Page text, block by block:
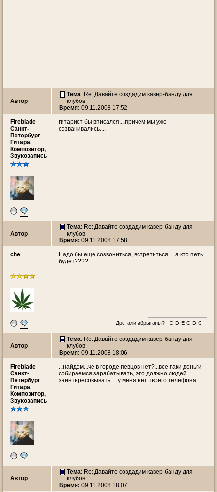
Автор
Тема: Re: Давайте создадим кавер-банду для
клубов
Время: 09.11.2008 17:52
Fireblade
Санкт-
Петербург
Гитара,
Композитор,
Звукозапись
гитарист бы вписался....причем мы уже
созванивались....
Автор
Тема: Re: Давайте создадим кавер-банду для
клубов
Время: 09.11.2008 17:58
che
Надо бы еще созвониться, встретиться.... а кто петь
будет????
Достали абрыганы? - С-D-E-C-D-C
Автор
Тема: Re: Давайте создадим кавер-банду для
клубов
Время: 09.11.2008 18:06
Fireblade
Санкт-
Петербург
Гитара,
Композитор,
Звукозапись
...найдем...че в городе певцов нет?...все таки деньги
собираемся зарабатывать, это должно людей
заинтересовывать.....у меня нет твоего телефона...
Автор
Тема: Re: Давайте создадим кавер-банду для
клубов
Время: 09.11.2008 18:07